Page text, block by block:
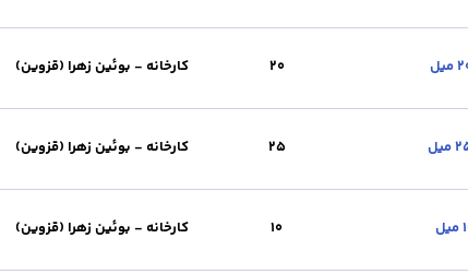
: کارخانه - بوئین زهرا (قزوین) وزن (kg) : 247.28 برند :آریان فولاد 20 کارخانه - بوئین زهرا (قزوین)
: کارخانه - بوئین زهرا (قزوین) وزن (kg) : 329.70 برند :آریان فولاد 25 کارخانه - بوئین زهرا (قزوین)
تحویل : کارخانه - بوئین زهرا (قزوین) وزن (kg) : 412.13 برند :آریان فولاد 10 کارخانه - بوئین زهرا (قزوین)